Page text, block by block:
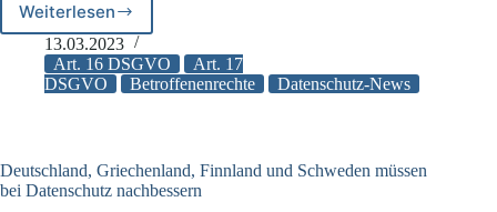
Weiterlesen
EuGH
Entscheidung:
Beweislast
bei
13.03.2023
Art. 16 DSGVO
Art. 17
DSGVO
Betroffenenrechte Datenschutz-News
Deutschland, Griechenland, Finnland und Schweden müssen
bei Datenschutz nachbessern